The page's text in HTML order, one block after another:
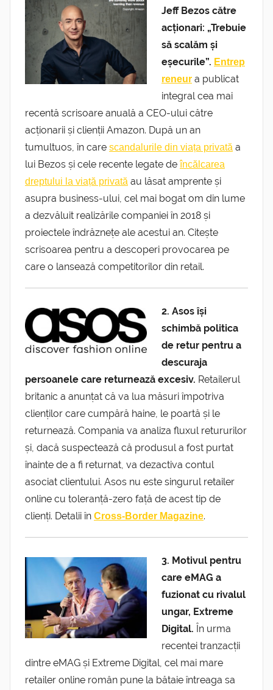
Jeff Bezos către
acționari: „Trebuie
să scalăm și
eșecurile”. Entrep
reneur a publicat
integral cea mai
recentă scrisoare anuală a CEO-ului către
acționarii și clienții Amazon. După un an
tumultuos, în care scandalurile din viața privată a
lui Bezos și cele recente legate deîncălcarea
dreptului la viață privată au lăsat amprente și
asupra business-ului, cel mai bogat om din lume
a dezvăluit realizările companiei în 2018 și
proiectele îndrăznețe ale acestui an. Citește
scrisoarea pentru a descoperi provocarea pe
care o lansează competitorilor din retail.
2. Asos își
schimbă politica
de retur pentru a
descuraja
persoanele care returnează excesiv. Retailerul
britanic a anunțat că va lua măsuri împotriva
clienților care cumpără haine, le poartă și le
returnează. Compania va analiza fluxul retururilor
și, dacă suspectează că produsul a fost purtat
înainte de a fi returnat, va dezactiva contul
asociat clientului. Asos nu este singurul retailer
online cu toleranță-zero față de acest tip de
clienți. Detalii în Cross-Border Magazine.
3. Motivul pentru
care eMAG a
fuzionat cu rivalul
ungar, Extreme
Digital. În urma
recentei tranzacții
dintre eMAG și Extreme Digital, cel mai mare
retailer online român pune la bătaie întreaga sa